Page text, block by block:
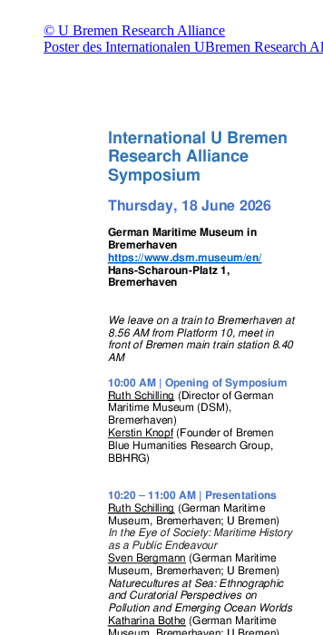
© U Bremen Research Alliance
Poster des Internationalen UBremen Research